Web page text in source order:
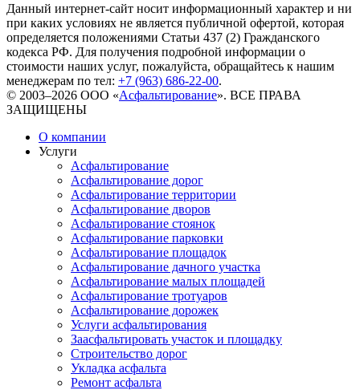
Данный интернет-сайт носит информационный характер и ни
при каких условиях не является публичной офертой, которая
определяется положениями Статьи 437 (2) Гражданского
кодекса РФ. Для получения подробной информации о
стоимости наших услуг, пожалуйста, обращайтесь к нашим
менеджерам по тел: +7 (963) 686-22-00.
© 2003–2026 ООО «Асфальтирование». ВСЕ ПРАВА
ЗАЩИЩЕНЫ
О компании
Услуги
Асфальтирование
Асфальтирование дорог
Асфальтирование территории
Асфальтирование дворов
Асфальтирование стоянок
Асфальтирование парковки
Асфальтирование площадок
Асфальтирование дачного участка
Асфальтирование малых площадей
Асфальтирование тротуаров
Асфальтирование дорожек
Услуги асфальтирования
Заасфальтировать участок и площадку
Строительство дорог
Укладка асфальта
Ремонт асфальта